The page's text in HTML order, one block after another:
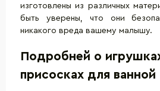
изготовлены из различных
быть уверены, что они
никакого вреда вашему малышу.
Подробней о
присосках для ванной